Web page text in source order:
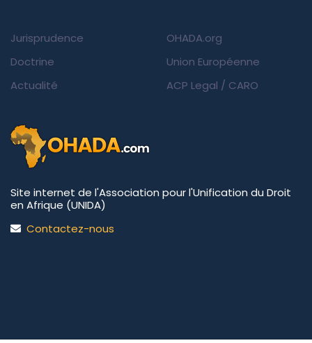
Jurisprudence
Doctrine
Actualité
OHADA.org
Union Européenne
ACP Legal / CARO
Site internet de l'Association pour l'Unification du Droit
en Afrique (UNIDA)
Contactez-nous